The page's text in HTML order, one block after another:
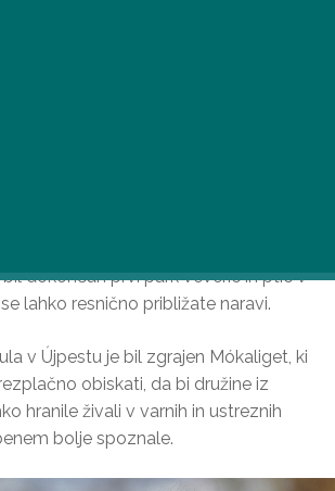
bil dokončan prvi park veveric in ptic v
lahko resnično približate naravi.
v Újpestu je bil zgrajen Mókaliget, ki
obiskati, da bi družine iz
hranile živali v varnih in ustreznih
bolje spoznale.